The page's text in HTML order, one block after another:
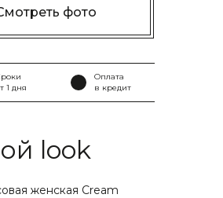
фото
1 дня
Оплата
в кредит
look
женская Cream